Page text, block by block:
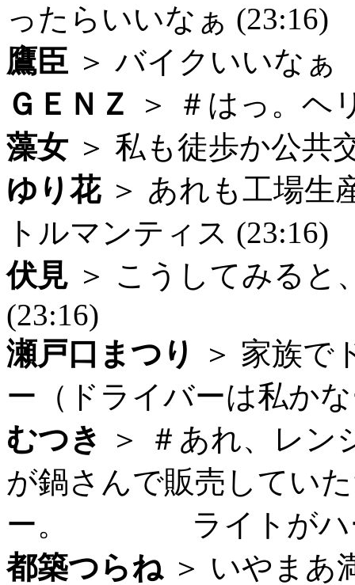
ったらいいなぁ (23:16)
鷹臣 ＞ バイクいいなぁ
ＧＥＮＺ
＞ ＃はっ。
藻女 ＞ 私も徒歩か公共
ゆり花＞ あれも工場生
トルマンティス (23:16)
伏見 ＞ こうしてみると
(23:16)
瀬戸口まつり
＞ 家族で
ー（ドライバーは私か
むつき
＞ ＃あれ、レン
が鍋さんで販売してい
ー。 ライトがハー
都築つらね＞ いやまあ